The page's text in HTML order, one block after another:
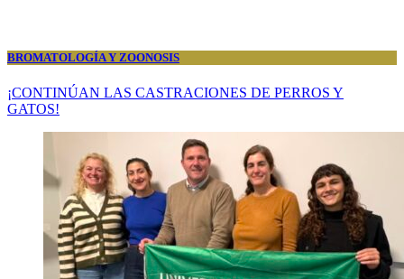
BROMATOLOGÍA Y ZOONOSIS
¡CONTINÚAN LAS CASTRACIONES DE PERROS Y
GATOS!